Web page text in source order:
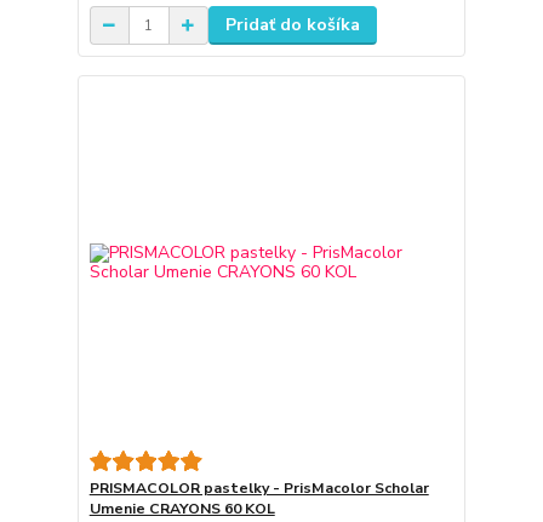
Pridať do košíka
PRISMACOLOR pastelky - PrisMacolor Scholar
Umenie CRAYONS 60 KOL